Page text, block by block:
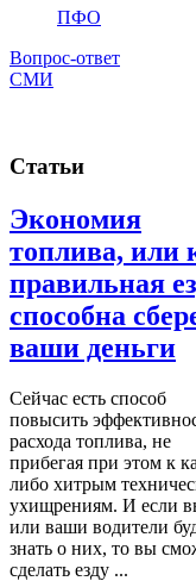
ПФО
Вопрос-ответ
СМИ
Статьи
Экономия
топлива, или
правильная
способна
ваши деньги
Сейчас есть способ
повысить
расхода топлива, не
прибегая при этом к
либо хитрым
ухищрениям. И если
или ваши водители
знать о них, то вы
сделать езду ...